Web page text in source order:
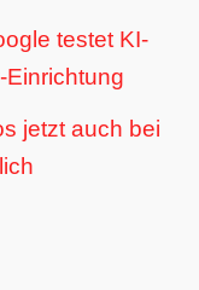
testet KI-
jetzt auch bei